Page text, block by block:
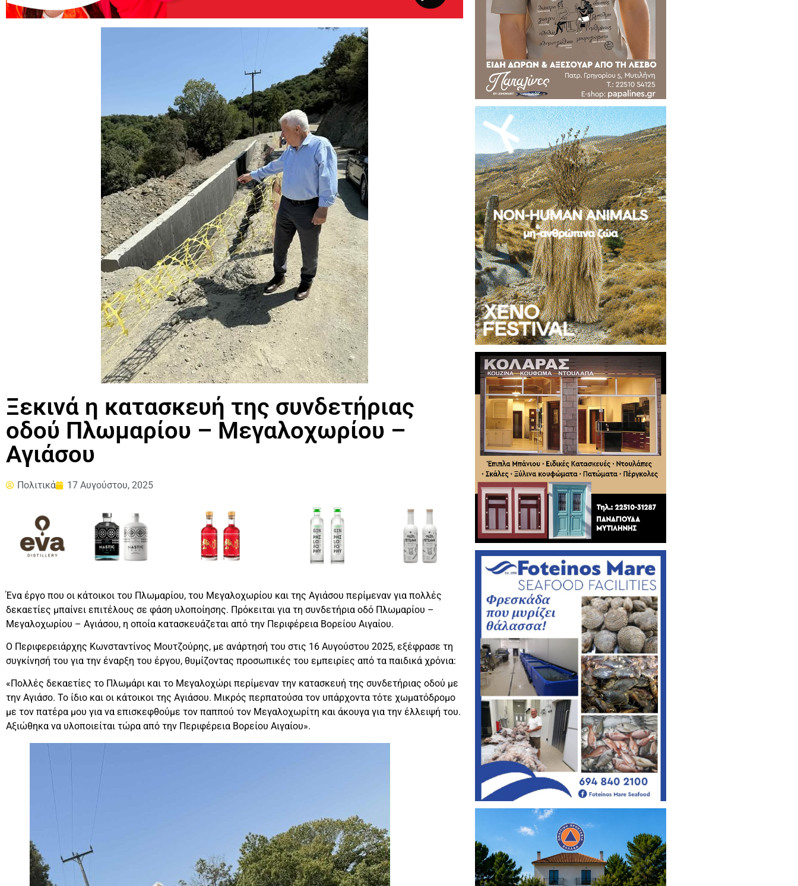
Ξεκινά η κατασκευή της συνδετήριας
οδού Πλωμαρίου – Μεγαλοχωρίου –
Αγιάσου
Πολιτικά 17 Αυγούστου, 2025
Ένα έργο που οι κάτοικοι του Πλωμαρίου, του Μεγαλοχωρίου και της Αγιάσου περίμεναν για πολλές
δεκαετίες μπαίνει επιτέλους σε φάση υλοποίησης. Πρόκειται για τη συνδετήρια οδό Πλωμαρίου –
Μεγαλοχωρίου – Αγιάσου, η οποία κατασκευάζεται από την Περιφέρεια Βορείου Αιγαίου.
Ο Περιφερειάρχης Κωνσταντίνος Μουτζούρης, με ανάρτησή του στις 16 Αυγούστου 2025, εξέφρασε τη
συγκίνησή του για την έναρξη του έργου, θυμίζοντας προσωπικές του εμπειρίες από τα παιδικά χρόνια:
«Πολλές δεκαετίες το Πλωμάρι και το Μεγαλοχώρι περίμεναν την κατασκευή της συνδετήριας οδού με
την Αγιάσο. Το ίδιο και οι κάτοικοι της Αγιάσου. Μικρός περπατούσα τον υπάρχοντα τότε χωματόδρομο
με τον πατέρα μου για να επισκεφθούμε τον παππού τον Μεγαλοχωρίτη και άκουγα για την έλλειψή του.
Αξιώθηκα να υλοποιείται τώρα από την Περιφέρεια Βορείου Αιγαίου».